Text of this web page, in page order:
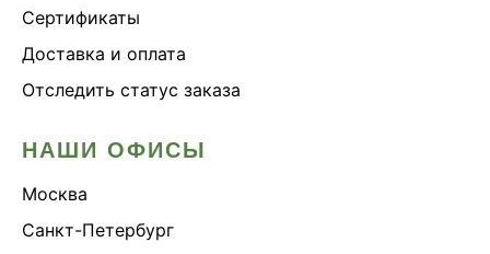
Сертификаты
Доставка и оплата
Отследить статус заказа
НАШИ ОФИСЫ
Москва
Санкт-Петербург